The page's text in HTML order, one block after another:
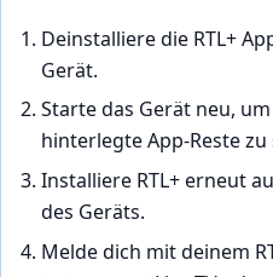
Deinstalliere die RTL+
Gerät.
Starte das Gerät neu,
hinterlegte App-Reste zu
Installiere RTL+ erneut
des Geräts.
Melde dich mit deinem